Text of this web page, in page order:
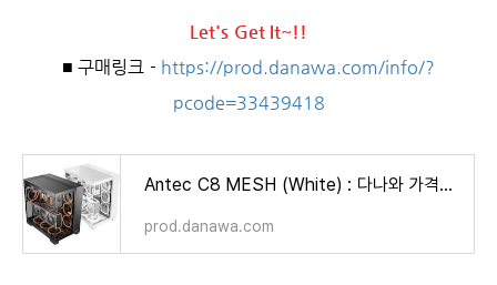
Let's Get It~!!
■ 구매링크 - https://prod.danawa.com/info/?
pcode=33439418
Antec C8 MESH (White) : 다나와 가격비교
prod.danawa.com